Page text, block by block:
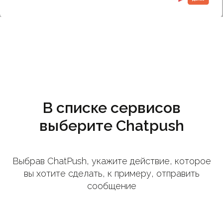
В списке сервисов
выберите Chatpush
Выбрав ChatPush, укажите действие, которое
вы хотите сделать, к примеру, отправить
сообщение